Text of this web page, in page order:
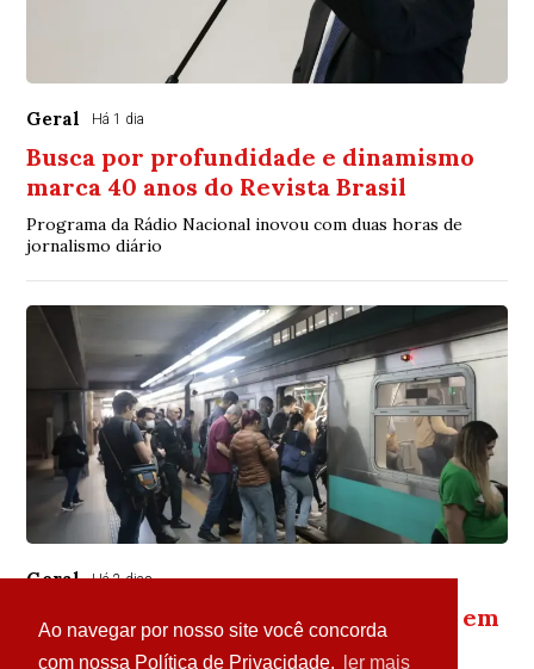
Ao navegar por nosso site você concorda
com nossa Política de Privacidade.
ler mais
Geral Há 1 dia
Busca por profundidade e dinamismo
marca 40 anos do Revista Brasil
Programa da Rádio Nacional inovou com duas horas de
jornalismo diário
Geral Há 2 dias
Termina a greve nas linhas de trens em
São Paulo